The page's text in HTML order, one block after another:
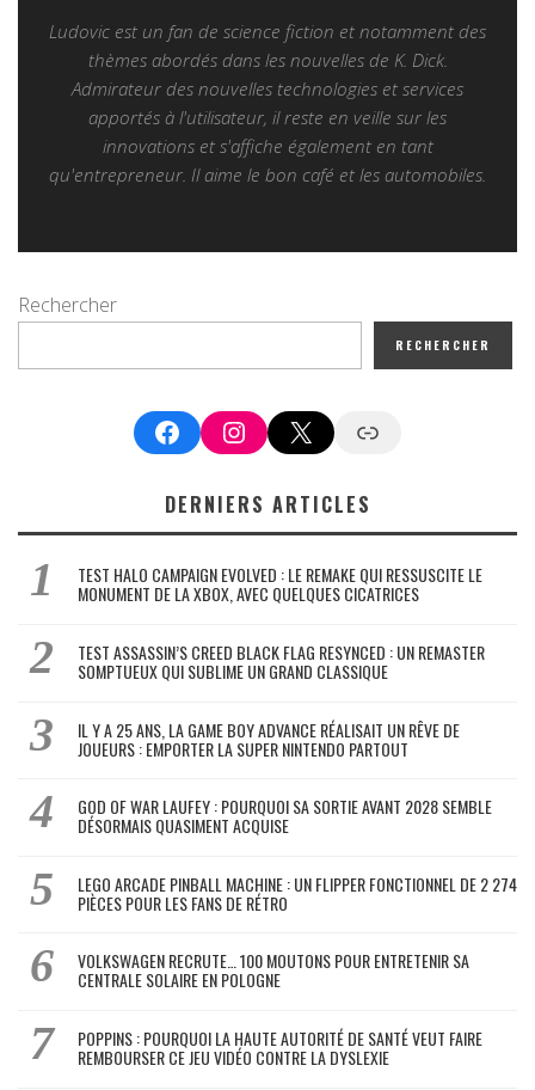
Ludovic est un fan de science fiction et notamment des
thèmes abordés dans les nouvelles de K. Dick.
Admirateur des nouvelles technologies et services
apportés à l'utilisateur, il reste en veille sur les
innovations et s'affiche également en tant
qu'entrepreneur. Il aime le bon café et les automobiles.
Rechercher
RECHERCHER
FacebookInstagram
X Google News
DERNIERS ARTICLES
TEST HALO CAMPAIGN EVOLVED : LE REMAKE QUI RESSUSCITE LE
MONUMENT DE LA XBOX, AVEC QUELQUES CICATRICES
TEST ASSASSIN’S CREED BLACK FLAG RESYNCED : UN REMASTER
SOMPTUEUX QUI SUBLIME UN GRAND CLASSIQUE
IL Y A 25 ANS, LA GAME BOY ADVANCE RÉALISAIT UN RÊVE DE
JOUEURS : EMPORTER LA SUPER NINTENDO PARTOUT
GOD OF WAR LAUFEY : POURQUOI SA SORTIE AVANT 2028 SEMBLE
DÉSORMAIS QUASIMENT ACQUISE
LEGO ARCADE PINBALL MACHINE : UN FLIPPER FONCTIONNEL DE 2 274
PIÈCES POUR LES FANS DE RÉTRO
VOLKSWAGEN RECRUTE… 100 MOUTONS POUR ENTRETENIR SA
CENTRALE SOLAIRE EN POLOGNE
POPPINS : POURQUOI LA HAUTE AUTORITÉ DE SANTÉ VEUT FAIRE
REMBOURSER CE JEU VIDÉO CONTRE LA DYSLEXIE